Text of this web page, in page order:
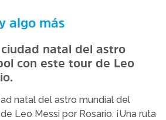
algo más
ciudad natal del astro
con este tour de Leo
natal del astro mundial del
Leo Messi por Rosario. ¡Una ruta